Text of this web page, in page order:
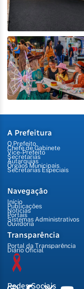
A Prefeitura
O Prefeito
Chefe de Gabinete
Vice-Prefeito
Secretarias
Autarquias
Órgãos Municipais
Secretarias Especiais
Navegação
Início
Publicações
Notícias
Portais
Sistemas Administrativos
Ouvidoria
Transparência
Portal da Transparência
Diário Oficial
Redes Sociais